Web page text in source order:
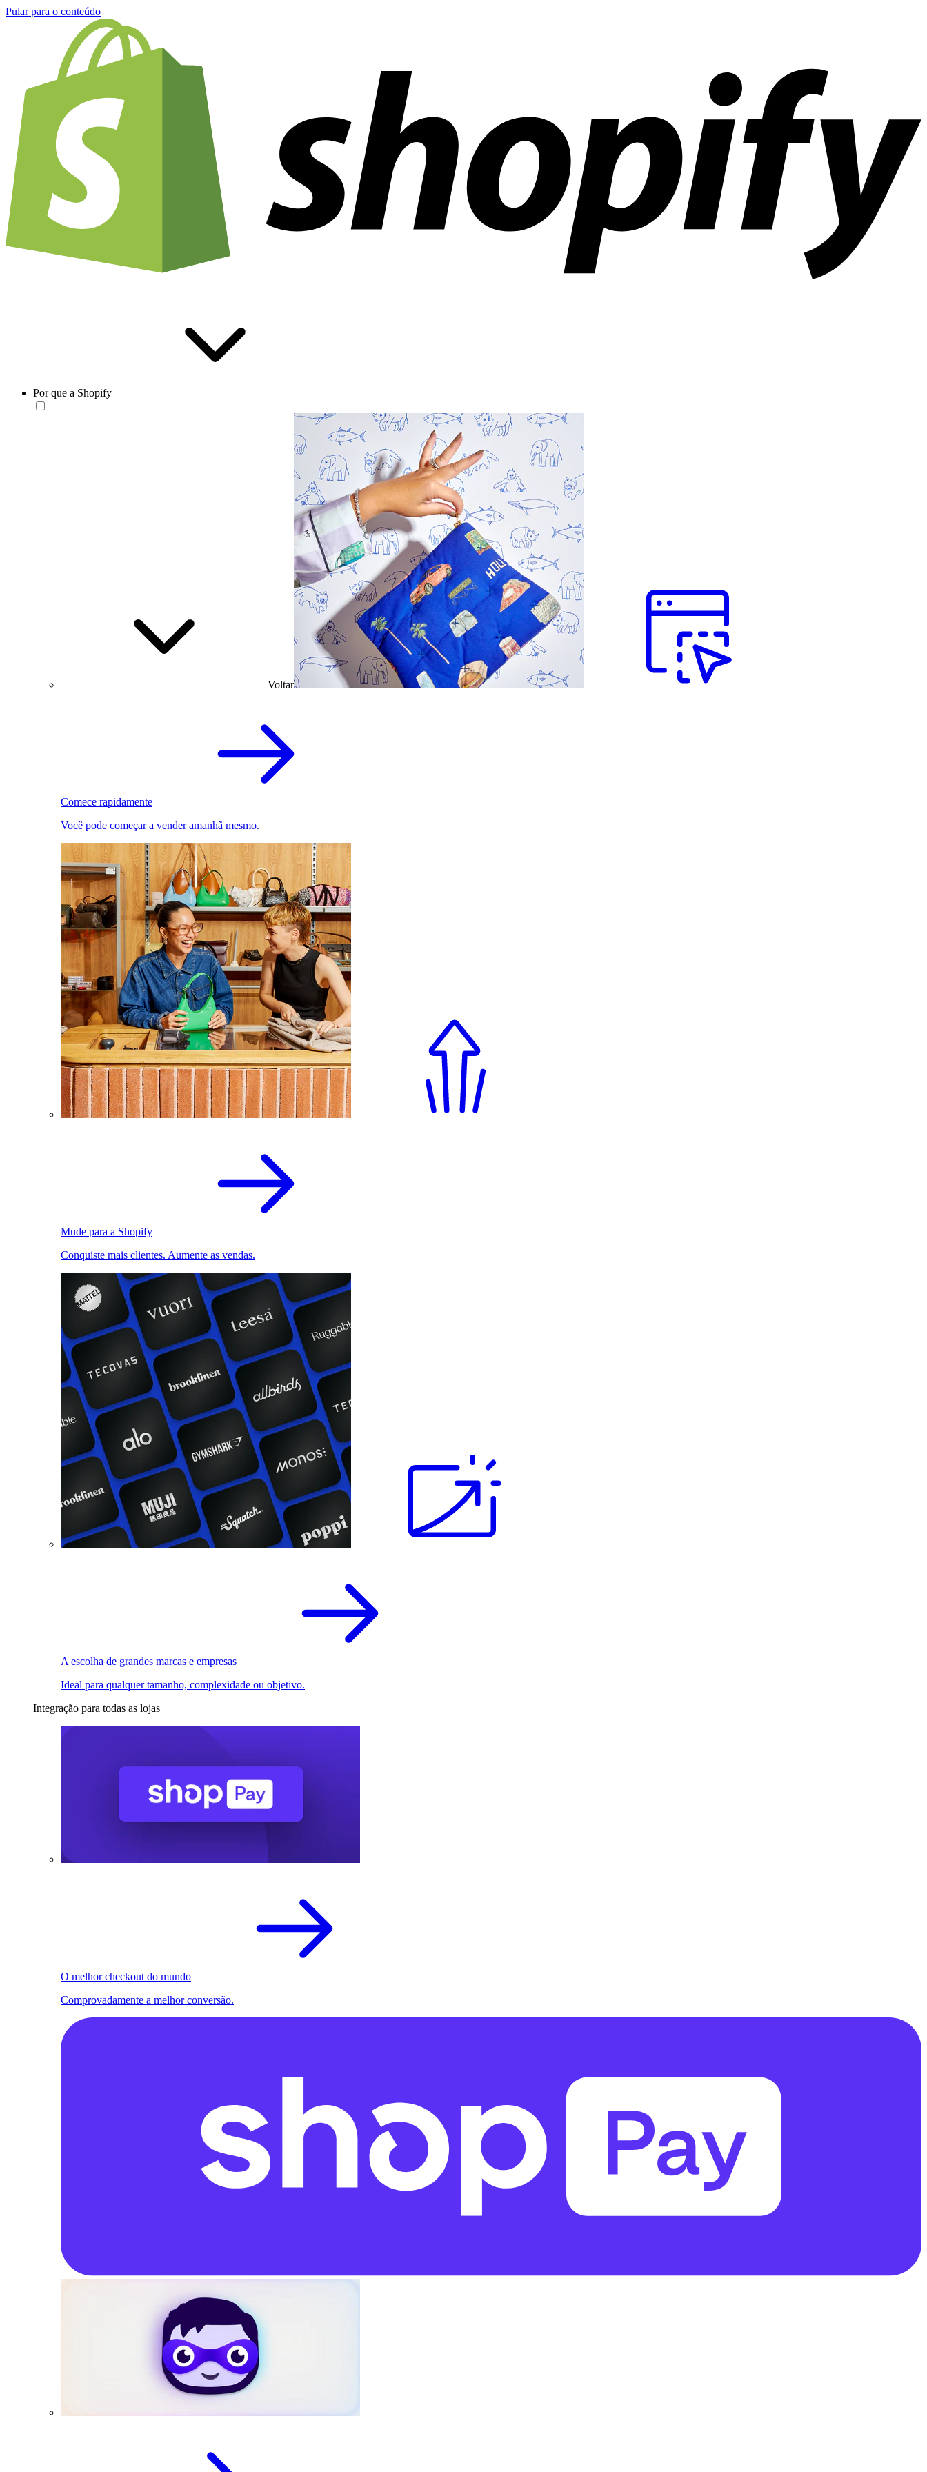
Pular para o conteúdo
Por que a Shopify
Voltar
Comece rapidamente
Você pode começar a vender amanhã mesmo.
Mude para a Shopify
Conquiste mais clientes. Aumente as vendas.
A escolha de grandes marcas e empresas
Ideal para qualquer tamanho, complexidade ou objetivo.
Integração para todas as lojas
O melhor checkout do mundo
Comprovadamente a melhor conversão.